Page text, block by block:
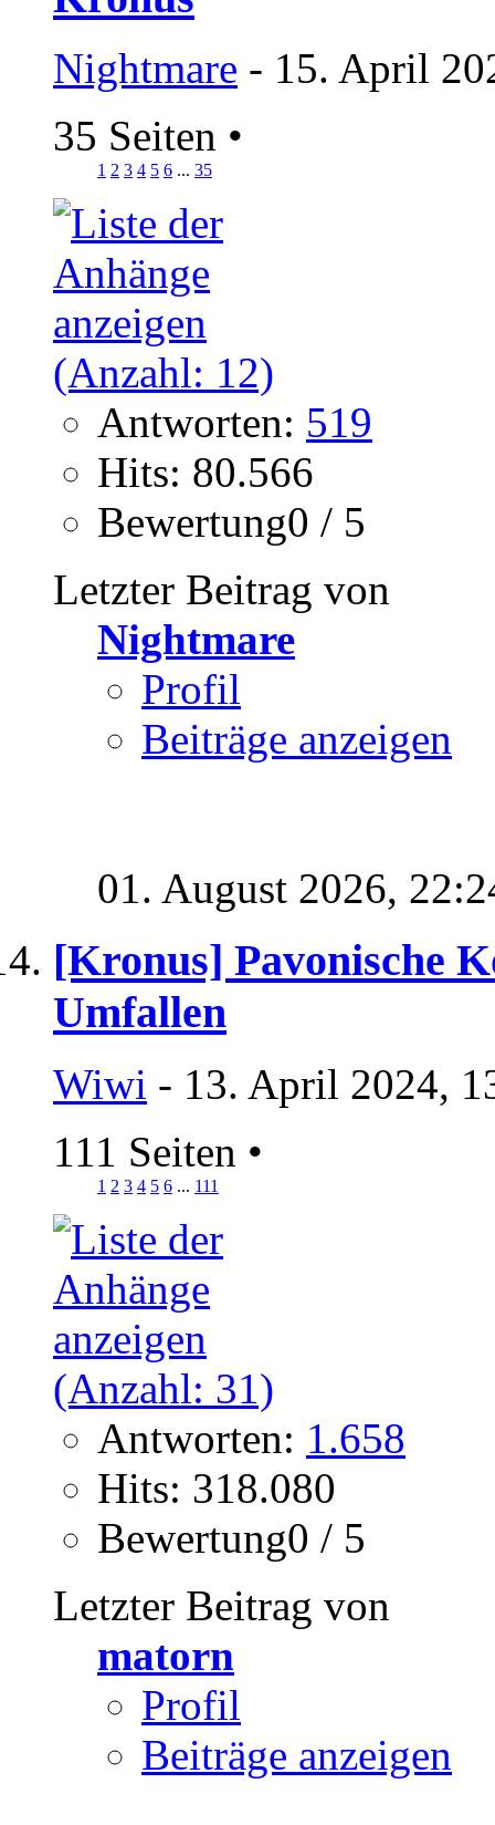
Nightmare - 15. April
35 Seiten •
1 2 3 4 5 6 ... 35
Antworten: 519
Hits: 80.566
Bewertung0 / 5
Letzter Beitrag von
Nightmare
Profil
Beiträge anzeigen
01. August 2026,
[Kronus] Pavonische
Umfallen
Wiwi - 13. April 2024,
111 Seiten •
1 2 3 4 5 6 ... 111
Antworten: 1.658
Hits: 318.080
Bewertung0 / 5
Letzter Beitrag von
matorn
Profil
Beiträge anzeigen